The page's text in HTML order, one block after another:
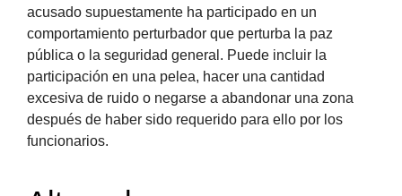
acusado supuestamente ha participado en un
comportamiento perturbador que perturba la paz
pública o la seguridad general. Puede incluir la
participación en una pelea, hacer una cantidad
excesiva de ruido o negarse a abandonar una zona
después de haber sido requerido para ello por los
funcionarios.